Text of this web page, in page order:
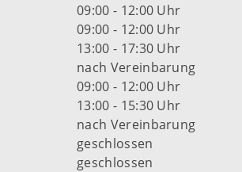
09:00 - 12:00 Uhr
09:00 - 12:00 Uhr
13:00 - 17:30 Uhr
nach Vereinbarung
09:00 - 12:00 Uhr
13:00 - 15:30 Uhr
nach Vereinbarung
geschlossen
geschlossen